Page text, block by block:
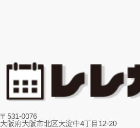
〒531-0076
大阪府大阪市北区大淀中4丁目12-20